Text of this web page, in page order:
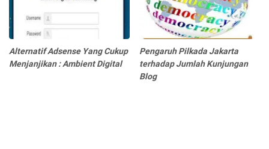
Alternatif Adsense Yang Cukup
Menjanjikan : Ambient Digital
Pengaruh Pilkada Jakarta
terhadap Jumlah Kunjungan
Blog